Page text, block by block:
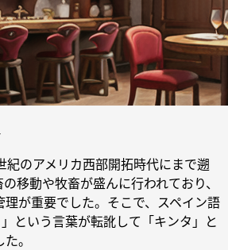
紀のアメリカ西部開拓時代にまで遡
移動や牧畜が盛んに行われており、
が重要でした。そこで、スペイン語
という言葉が転訛して「キンタ」と
。